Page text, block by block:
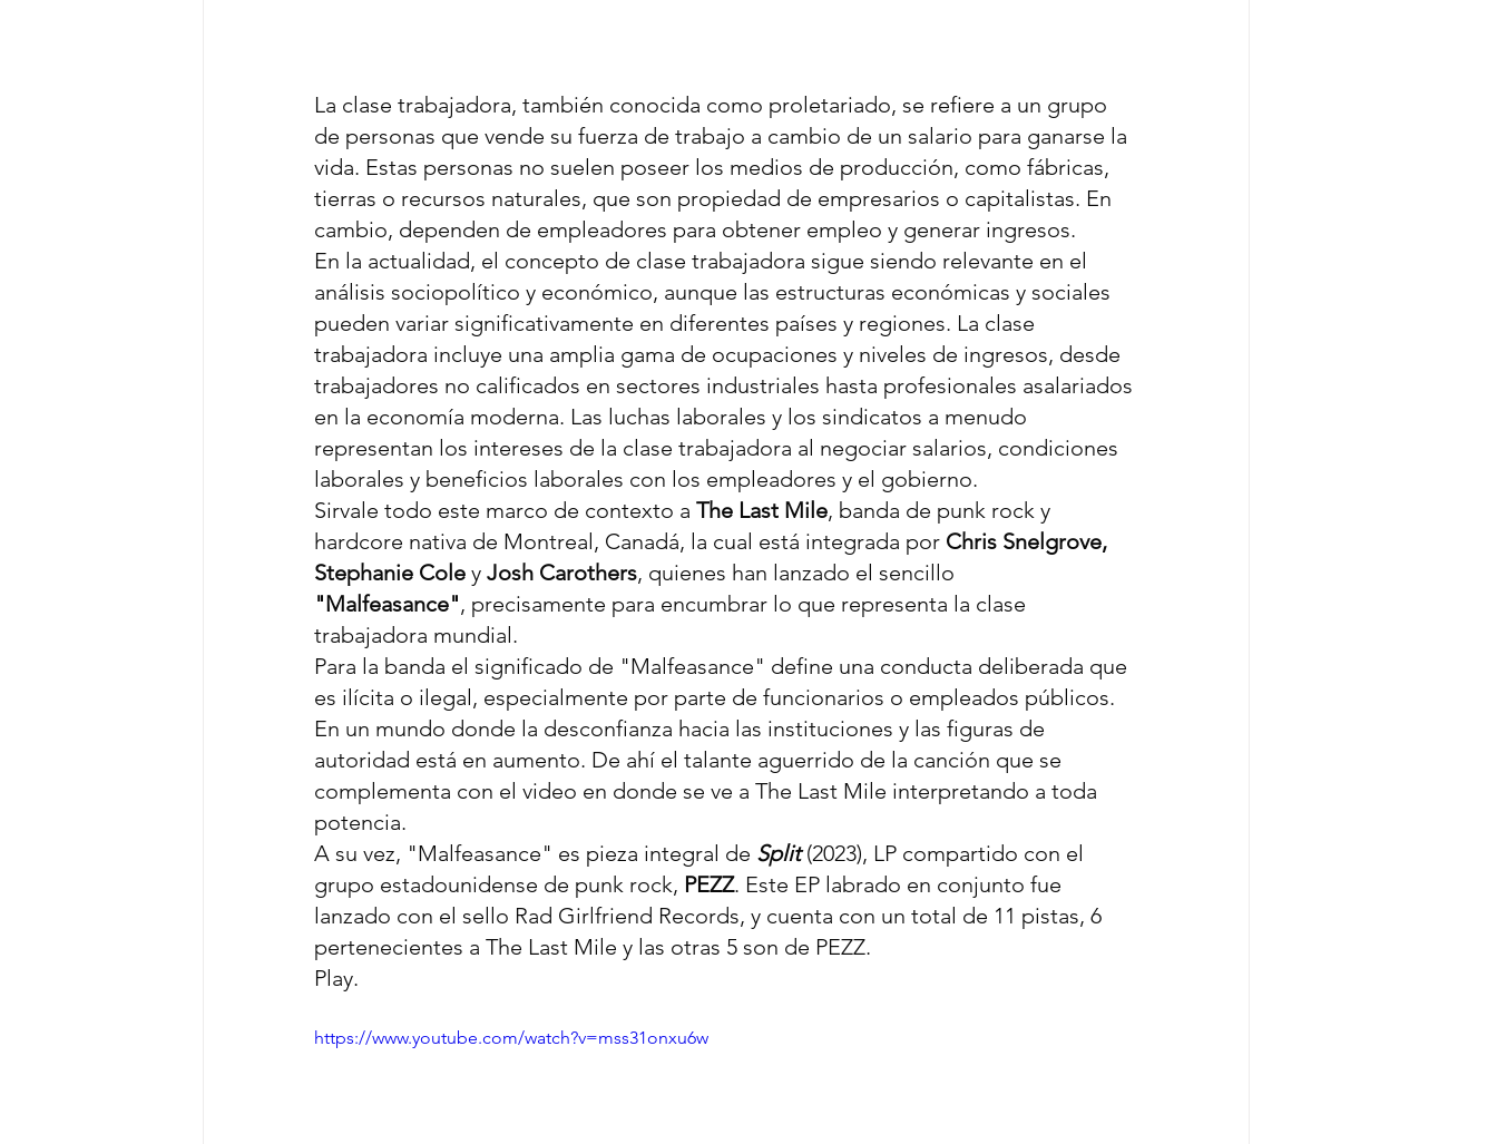
La clase trabajadora, también conocida como proletariado, se refiere a un grupo
de personas que vende su fuerza de trabajo a cambio de un salario para ganarse la
vida. Estas personas no suelen poseer los medios de producción, como fábricas,
tierras o recursos naturales, que son propiedad de empresarios o capitalistas. En
cambio, dependen de empleadores para obtener empleo y generar ingresos.
En la actualidad, el concepto de clase trabajadora sigue siendo relevante en el
análisis sociopolítico y económico, aunque las estructuras económicas y sociales
pueden variar significativamente en diferentes países y regiones. La clase
trabajadora incluye una amplia gama de ocupaciones y niveles de ingresos, desde
trabajadores no calificados en sectores industriales hasta profesionales asalariados
en la economía moderna. Las luchas laborales y los sindicatos a menudo
representan los intereses de la clase trabajadora al negociar salarios, condiciones
laborales y beneficios laborales con los empleadores y el gobierno.
Sirvale todo este marco de contexto a The Last Mile, banda de punk rock y
hardcore nativa de Montreal, Canadá, la cual está integrada por Chris Snelgrove,
Stephanie Cole y Josh Carothers, quienes han lanzado el sencillo
"Malfeasance", precisamente para encumbrar lo que representa la clase
trabajadora mundial.
Para la banda el significado de "Malfeasance" define una conducta deliberada que
es ilícita o ilegal, especialmente por parte de funcionarios o empleados públicos.
En un mundo donde la desconfianza hacia las instituciones y las figuras de
autoridad está en aumento. De ahí el talante aguerrido de la canción que se
complementa con el video en donde se ve a The Last Mile interpretando a toda
potencia.
A su vez, "Malfeasance" es pieza integral de Split (2023), LP compartido con el
grupo estadounidense de punk rock, PEZZ. Este EP labrado en conjunto fue
lanzado con el sello Rad Girlfriend Records, y cuenta con un total de 11 pistas, 6
pertenecientes a The Last Mile y las otras 5 son de PEZZ.
Play.
https://www.youtube.com/watch?v=mss31onxu6w